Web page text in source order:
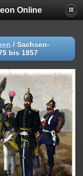
Online
/ Sachsen-
bis 1857